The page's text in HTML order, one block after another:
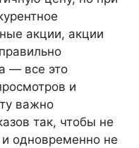
акции, акции
— все это
и
важно
так, чтобы не
и одновременно не